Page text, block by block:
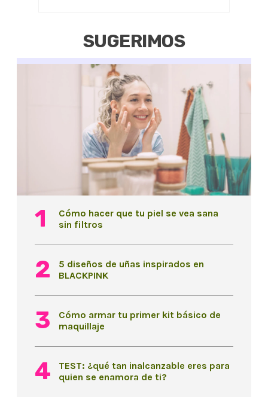
SUGERIMOS
Cómo hacer que tu piel se vea sana
sin filtros
5 diseños de uñas inspirados en
BLACKPINK
Cómo armar tu primer kit básico de
maquillaje
TEST: ¿qué tan inalcanzable eres para
quien se enamora de ti?